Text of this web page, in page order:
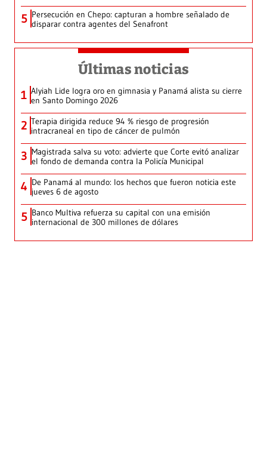
5 Persecución en Chepo: capturan a hombre señalado de
disparar contra agentes del Senafront
Últimas noticias
1 Alyiah Lide logra oro en gimnasia y Panamá alista su cierre
en Santo Domingo 2026
2 Terapia dirigida reduce 94 % riesgo de progresión
intracraneal en tipo de cáncer de pulmón
3 Magistrada salva su voto: advierte que Corte evitó analizar
el fondo de demanda contra la Policía Municipal
4 De Panamá al mundo: los hechos que fueron noticia este
jueves 6 de agosto
5 Banco Multiva refuerza su capital con una emisión
internacional de 300 millones de dólares